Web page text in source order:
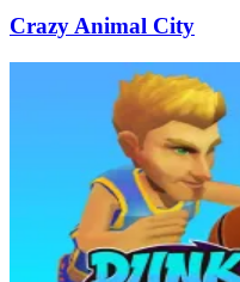
Crazy Animal City